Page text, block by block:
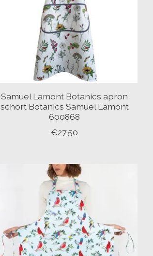
Samuel Lamont Botanics apron
schort Botanics Samuel Lamont
600868
€27,50